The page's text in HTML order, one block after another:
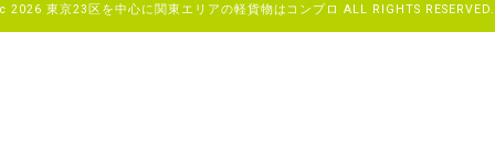
c 2026 東京23区を中心に関東エリアの軽貨物はコンプロ ALL RIGHTS RESERVED.